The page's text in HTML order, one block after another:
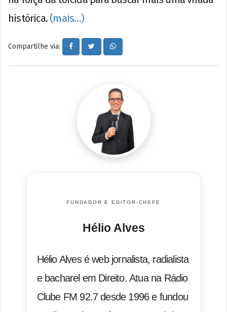
histórica. (mais…)
Compartilhe via:
FUNDADOR E EDITOR-CHEFE
Hélio Alves
Hélio Alves é web jornalista, radialista
e bacharel em Direito. Atua na Rádio
Clube FM 92.7 desde 1996 e fundou